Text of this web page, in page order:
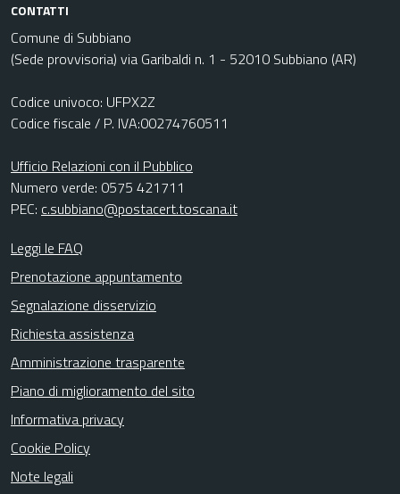
CONTATTI
Comune di Subbiano
(Sede provvisoria) via Garibaldi n. 1 - 52010 Subbiano (AR)
Codice univoco: UFPX2Z
Codice fiscale / P. IVA:00274760511
Ufficio Relazioni con il Pubblico
Numero verde: 0575 421711
PEC: c.subbiano@postacert.toscana.it
Leggi le FAQ
Prenotazione appuntamento
Segnalazione disservizio
Richiesta assistenza
Amministrazione trasparente
Piano di miglioramento del sito
Informativa privacy
Cookie Policy
Note legali